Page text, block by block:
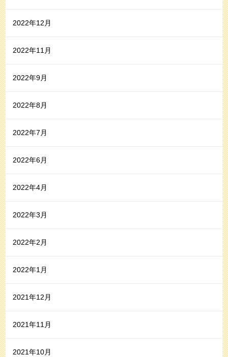
2022年12月
2022年11月
2022年9月
2022年8月
2022年7月
2022年6月
2022年4月
2022年3月
2022年2月
2022年1月
2021年12月
2021年11月
2021年10月